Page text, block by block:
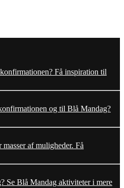
Få inspiration til
og til Blå Mandag?
af muligheder. Få
Se Blå Mandag aktiviteter i mere